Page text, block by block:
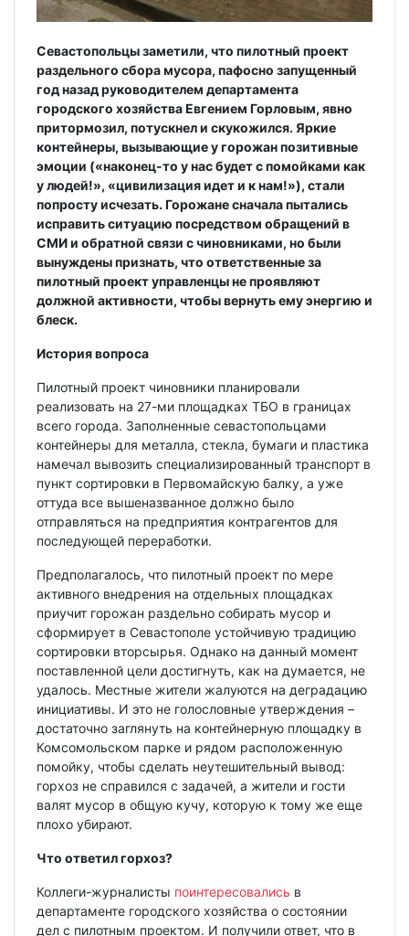
Севастопольцы заметили, что пилотный проект
раздельного сбора мусора, пафосно запущенный
год назад руководителем департамента
городского хозяйства Евгением Горловым, явно
притормозил, потускнел и скукожился. Яркие
контейнеры, вызывающие у горожан позитивные
эмоции («наконец-то у нас будет с помойками как
у людей!», «цивилизация идет и к нам!»), стали
попросту исчезать. Горожане сначала пытались
исправить ситуацию посредством обращений в
СМИ и обратной связи с чиновниками, но были
вынуждены признать, что ответственные за
пилотный проект управленцы не проявляют
должной активности, чтобы вернуть ему энергию и
блеск.
История вопроса
Пилотный проект чиновники планировали
реализовать на 27-ми площадках ТБО в границах
всего города. Заполненные севастопольцами
контейнеры для металла, стекла, бумаги и пластика
намечал вывозить специализированный транспорт в
пункт сортировки в Первомайскую балку, а уже
оттуда все вышеназванное должно было
отправляться на предприятия контрагентов для
последующей переработки.
Предполагалось, что пилотный проект по мере
активного внедрения на отдельных площадках
приучит горожан раздельно собирать мусор и
сформирует в Севастополе устойчивую традицию
сортировки вторсырья. Однако на данный момент
поставленной цели достигнуть, как на думается, не
удалось. Местные жители жалуются на деградацию
инициативы. И это не голословные утверждения –
достаточно заглянуть на контейнерную площадку в
Комсомольском парке и рядом расположенную
помойку, чтобы сделать неутешительный вывод:
горхоз не справился с задачей, а жители и гости
валят мусор в общую кучу, которую к тому же еще
плохо убирают.
Что ответил горхоз?
Коллеги-журналисты поинтересовались в
департаменте городского хозяйства о состоянии
дел с пилотным проектом. И получили ответ, что в